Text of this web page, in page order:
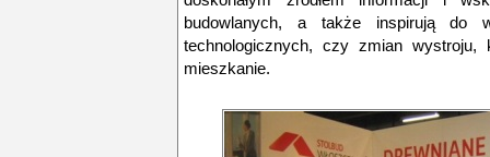
budowlanych, a także inspirują do
technologicznych, czy zmian
mieszkanie.